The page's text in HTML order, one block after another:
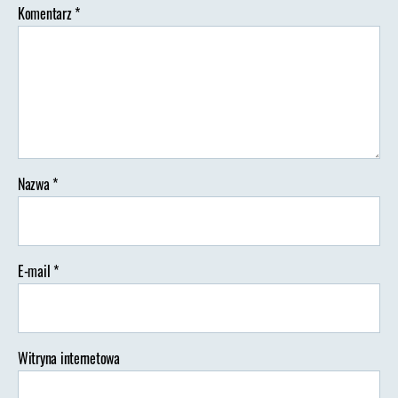
Komentarz*
Nazwa*
E-mail*
Witryna internetowa